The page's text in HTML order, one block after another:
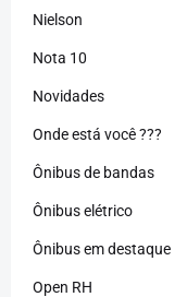
Nielson
Nota 10
Novidades
Onde está você ???
Ônibus de bandas
Ônibus elétrico
Ônibus em destaque
Open RH